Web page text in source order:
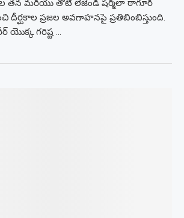
తన మరియు తోటి లెజెండ్ షర్మిలా ఠాగూర్
దీర్ఘకాల ప్రజల అవగాహనపై ప్రతిబింబిస్తుంది.
యొక్క గరిష్ట …